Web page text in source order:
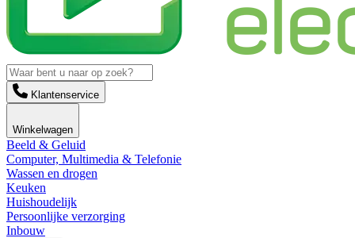
Klantenservice
Winkelwagen
Beeld & Geluid
Computer, Multimedia & Telefonie
Wassen en drogen
Keuken
Huishoudelijk
Persoonlijke verzorging
Inbouw